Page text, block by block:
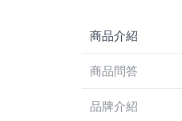
商品介紹
商品問答
品牌介紹